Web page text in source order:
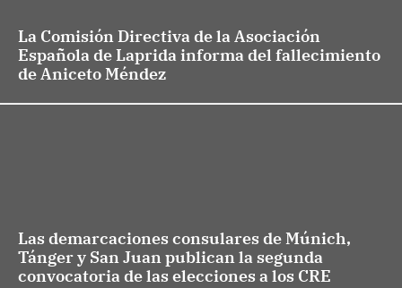
La Comisión Directiva de la Asociación
Española de Laprida informa del fallecimiento
de Aniceto Méndez
Las demarcaciones consulares de Múnich,
Tánger y San Juan publican la segunda
convocatoria de las elecciones a los CRE